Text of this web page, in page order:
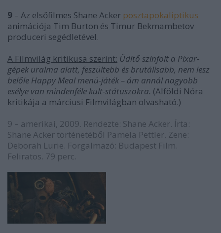
9 – Az elsőfilmes Shane Acker posztapokaliptikus
animációja Tim Burton és Timur Bekmambetov
produceri segédletével.
A Filmvilág kritikusa szerint: Üdítő színfolt a Pixar-
gépek uralma alatt, feszültebb és brutálisabb, nem lesz
belőle Happy Meal menü-játék – ám annál nagyobb
esélye van mindenféle kult-státuszokra. (Alföldi Nóra
kritikája a márciusi Filmvilágban olvasható.)
9­ – amerikai, 2009. Rendezte: Shane Acker. Írta:
Shane Acker történetéből Pamela Pettler. Zene:
Deborah Lurie. Forgalmazó: Budapest Film.
Feliratos. 79 perc.